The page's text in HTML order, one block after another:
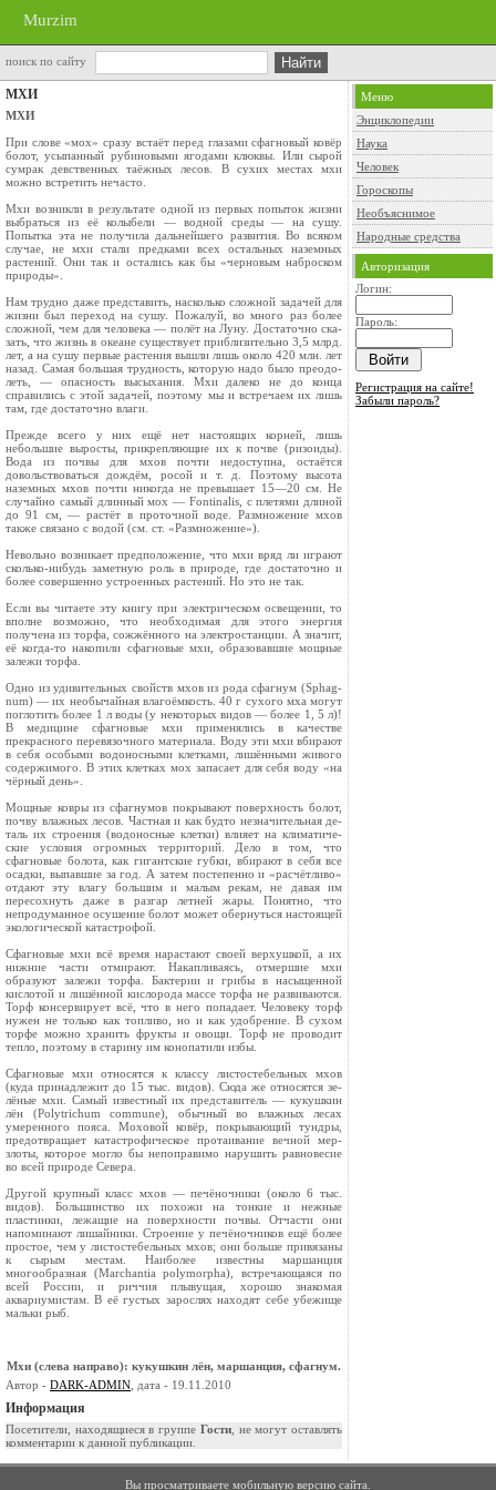
Murzim
поиск по сайту
МХИ
МХИ
При слове «мох» сразу встаёт перед глазами сфагновый ковёр
болот, усыпанный рубино­выми ягодами клюквы. Или сырой
сумрак дев­ственных таёжных лесов. В сухих местах мхи
можно встретить нечасто.
Мхи возникли в результате одной из первых попыток жизни
выбраться из её колыбели — водной среды — на сушу.
Попытка эта не полу­чила дальнейшего развития. Во всяком
случае, не мхи стали предками всех остальных назем­ных
растений. Они так и остались как бы «чер­новым наброском
природы».
Нам трудно даже представить, насколько сложной задачей для
жизни был переход на сушу. Пожалуй, во много раз более
сложной, чем для человека — полёт на Луну. Достаточно ска­
зать, что жизнь в океане существует приблизительно 3,5 млрд.
лет, а на сушу первые растения вышли лишь около 420 млн. лет
назад. Самая большая трудность, которую надо было преодо­
леть, — опасность высыхания. Мхи далеко не до конца
справились с этой задачей, поэтому мы и встречаем их лишь
там, где достаточно влаги.
Прежде всего у них ещё нет настоящих кор­ней, лишь
небольшие выросты, прикрепляющие их к почве (ризоиды).
Вода из почвы для мхов почти недоступна, остаётся
довольствоваться дождём, росой и т. д. Поэтому высота
наземных мхов почти никогда не превышает 15—20 см. Не
случайно самый длинный мох — Fontinalis, с плетями длиной
до 91 см, — растёт в проточной воде. Размножение мхов
также связано с водой (см. ст. «Размножение»).
Невольно возникает предположение, что мхи вряд ли играют
сколько-нибудь заметную роль в природе, где достаточно и
более совершенно уст­роенных растений. Но это не так.
Если вы читаете эту книгу при электрическом освещении, то
вполне возмож­но, что необходимая для этого энергия
получена из торфа, сож­жённого на электростанции. А значит,
её когда-то накопили сфагновые мхи, образовавшие мощные
залежи торфа.
Одно из удивительных свойств мхов из рода сфагнум (Sphag­
num) — их необычайная влагоёмкость. 40 г сухого мха могут
поглотить более 1 л воды (у не­которых видов — более 1, 5 л)!
В медицине сфагновые мхи при­менялись в качестве
прекрасно­го перевязочного материала. Во­ду эти мхи вбирают
в себя осо­быми водоносными клетками, лишёнными живого
содержимо­го. В этих клетках мох запасает для себя воду «на
чёрный день».
Мощные ковры из сфагнумов покрывают поверхность болот,
почву влажных лесов. Частная и как будто незначительная де­
таль их строения (водоносные клетки) влияет на климатиче­
ские условия огромных террито­рий. Дело в том, что
сфагновые болота, как гигантские губки, вбирают в себя все
осадки, вы­павшие за год. А затем посте­пенно и «расчётливо»
отдают эту влагу большим и малым ре­кам, не давая им
пересохнуть даже в разгар летней жары. По­нятно, что
непродуманное осу­шение болот может обернуться настоящей
экологической ката­строфой.
Сфагновые мхи всё время на­растают своей верхушкой, а их
нижние части отмирают. Накапливаясь, отмершие мхи
образуют залежи торфа. Бактерии и грибы в насыщенной
кислотой и лишённой кислорода массе торфа не развиваются.
Торф консервирует всё, что в него попадает. Человеку торф
ну­жен не только как топливо, но и как удобрение. В сухом
тор­фе можно хранить фрукты и овощи. Торф не проводит
теп­ло, поэтому в старину им ко­нопатили избы.
Сфагновые мхи относятся к классу листостебельных мхов
(куда принадлежит до 15 тыс. видов). Сюда же относятся зе­
лёные мхи. Самый известный их представитель — кукуш­кин
лён (Polytrichum commu­ne), обычный во влажных лесах
умеренного пояса. Моховой ко­вёр, покрывающий тундры,
предотвращает катастрофиче­ское протаивание вечной мер­
злоты, которое могло бы не­поправимо нарушить равнове­сие
во всей природе Севера.
Другой крупный класс мхов — печёночники (около 6 тыс.
видов). Большинство их похожи на тонкие и нежные
пластинки, лежащие на по­верхности почвы. Отчасти они
напоминают лишайники. Строение у печёночников ещё более
простое, чем у листостебельных мхов; они больше привязаны
к сырым местам. Наиболее известны маршан­ция
многообразная (Marchantia polymorpha), встречающая­ся по
всей России, и риччия плывущая, хорошо знакомая
аквариумистам. В её густых зарослях находят себе убежи­ще
мальки рыб.
Мхи (слева направо): кукушкин лён, маршанция, сфагнум.
Автор - DARK-ADMIN , дата - 19.11.2010
Информация
Посетители, находящиеся в группе Гости, не могут оставлять
комментарии к данной публикации.
Меню
Энциклопедии
Наука
Человек
Гороскопы
Необъяснимое
Народные средства
Авторизация
Логин:
Пароль:
Регистрация на сайте!
Забыли пароль?
Вы просматриваете мобильную версию сайта.